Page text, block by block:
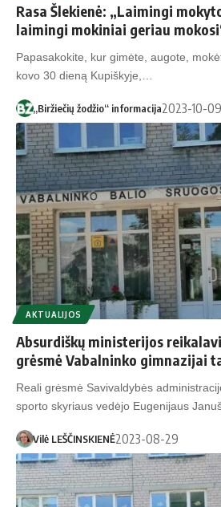
Rasa Šlekienė: „Laimingi
laimingi mokiniai geriau
Papasakokite, kur gimėte, augote,
kovo 30 dieną Kupiškyje,…
„Biržiečių žodžio“ informacija2023-10-09
AKTUALIJOS
Ab­sur­diš­kų mi­nis­te­ri­jos
grės­mė Va­bal­nin­ko gim­na­zi­jai
Reali grėsmė Savivaldybės
sporto skyriaus vedėjo Eugenijaus
Vilė LEŠČINSKIENĖ2023-08-29